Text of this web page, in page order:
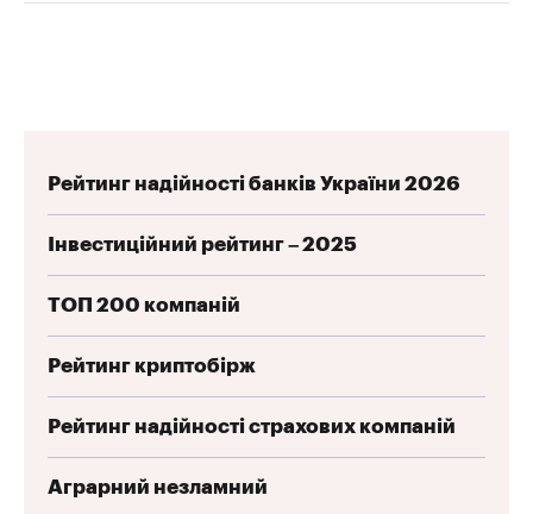
Рейтинг надійності банків України 2026
Інвестиційний рейтинг – 2025
ТОП 200 компаній
Рейтинг криптобірж
Рейтинг надійності страхових компаній
Аграрний незламний